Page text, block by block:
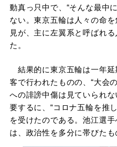
動真っ只中で、“そんな最中
ない。東京五輪は人々の命
見が、主に左翼系と呼ばれ
た。
結果的に東京五輪は一年延
客で行われたものの、“大会
への誹謗中傷は見ていられな
要するに、“コロナ五輪を推
を受けたのである。池江選
は、政治性を多分に帯びたも